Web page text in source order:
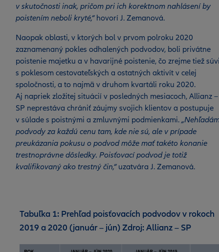
v skutočnosti inak, pričom pri ich korektnom nahlásení by
poistením neboli kryté,“hovorí J. Zemanová.
Naopak oblasti, v ktorých bol v prvom polroku 2020
zaznamenaný pokles odhalených podvodov, boli privátne
poistenie majetku a v havarijné poistenie, čo zrejme tiež
s poklesom cestovateľských a ostatných aktivít v celej
spoločnosti, a to najmä v druhom kvartáli roku 2020.
Aj napriek zložitej situácií v posledných mesiacoch, Allianz –
SP neprestáva chrániť záujmy svojich klientov a postupuje
v súlade s poistnými a zmluvnými podmienkami.
podvody za každú cenu tam, kde nie sú, ale v prípade
preukázania pokusu o podvod môže mať takéto konanie
trestnoprávne dôsledky. Poisťovací podvod je totiž
kvalifikovaný ako trestný čin,“uzatvára J. Zemanová.
Tabuľka 1: Prehľad poisťovacích podvodov v rokoch
2019 a 2020 (január – jún) Zdroj: Allianz – SP